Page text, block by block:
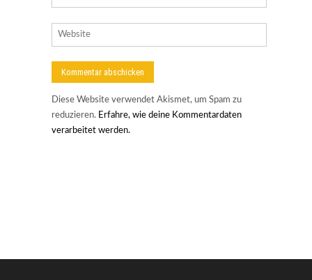
Diese Website verwendet Akismet, um Spam zu
reduzieren. Erfahre, wie deine Kommentardaten
verarbeitet werden.